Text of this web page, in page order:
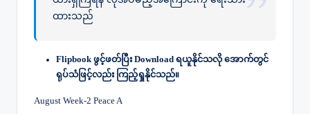
ထားသည်
Flipbook ဖွင့်ဖတ်ပြီး ‌Download ရယူနိုင်သလို အောက်တွင်
ရုပ်သံဖြင့်လည်း ကြည့်ရှုနိုင်သည်။
August Week-2 Peace A